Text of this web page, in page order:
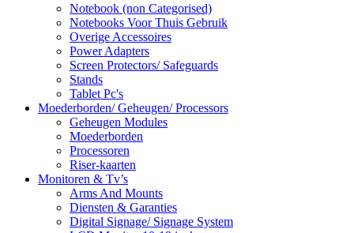
Notebook (non Categorised)
Notebooks Voor Thuis Gebruik
Overige Accessoires
Power Adapters
Screen Protectors/ Safeguards
Stands
Tablet Pc's
Moederborden/ Geheugen/ Processors
Geheugen Modules
Moederborden
Processoren
Riser-kaarten
Monitoren & Tv’s
Arms And Mounts
Diensten & Garanties
Digital Signage/ Signage System